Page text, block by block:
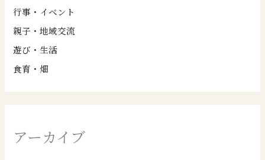
行事・イベント
親子・地域交流
遊び・生活
食育・畑
アーカイブ